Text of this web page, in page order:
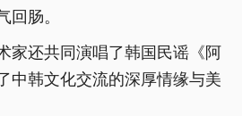
回肠。
家还共同演唱了韩国民谣《阿
中韩文化交流的深厚情缘与美